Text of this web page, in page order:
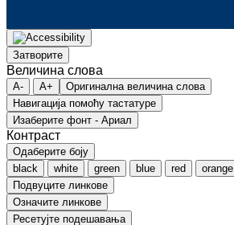
Затворите
Величина слова
A- A+
Оригинална величина слова
Навигација помоћу тастатуре
Изаберите фонт - Ариал
Контраст
Одаберите боју
black
white green blue red orange
Подвуците линкове
Означите линкове
Ресетујте подешавања